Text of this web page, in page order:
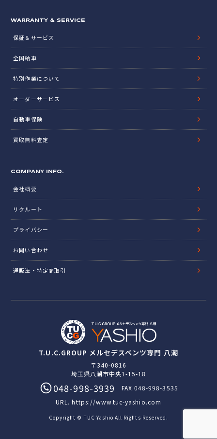
WARRANTY & SERVICE
保証＆サービス
全国納車
特別作業について
オーダーサービス
自動車保険
買取無料査定
COMPANY INFO.
会社概要
リクルート
プライバシー
お問い合わせ
通販法・特定商取引
T.U.C.GROUP メルセデスベンツ専門 八潮
〒340-0816
埼玉県八潮市中央1-15-18
048-998-3939
FAX.048-998-3535
URL.https://www.tuc-yashio.com
Copyright © TUC Yashio All Rights Reserved.